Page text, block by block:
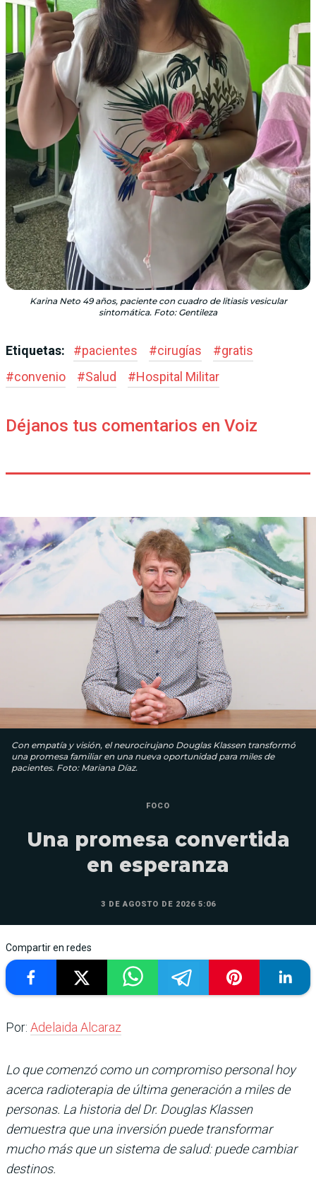
Karina Neto 49 años, paciente con cuadro de litiasis vesicular
sintomática. Foto: Gentileza
Etiquetas: #pacientes #cirugías #gratis
#convenio #Salud #Hospital Militar
Déjanos tus comentarios en Voiz
Con empatía y visión, el neurocirujano Douglas Klassen transformó
una promesa familiar en una nueva oportunidad para miles de
pacientes. Foto: Mariana Díaz.
FOCO
Una promesa convertida
en esperanza
3 DE AGOSTO DE 2026 5:06
Compartir en redes
Por: Adelaida Alcaraz
Lo que comenzó como un compromiso personal hoy
acerca radioterapia de última generación a miles de
personas. La historia del Dr. Douglas Klassen
demuestra que una inversión puede transformar
mucho más que un sistema de salud: puede cambiar
destinos.